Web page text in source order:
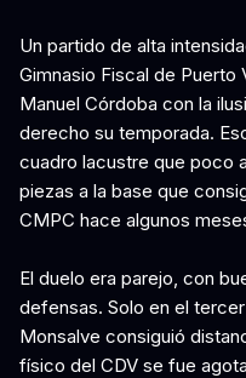
Un partido de alta
Gimnasio Fiscal de Puerto
Manuel Córdoba con la
derecho su temporada.
cuadro lacustre que poco
piezas a la base que
CMPC hace algunos
El duelo era parejo, con
defensas. Solo en el
Monsalve consiguió
físico del CDV se fue